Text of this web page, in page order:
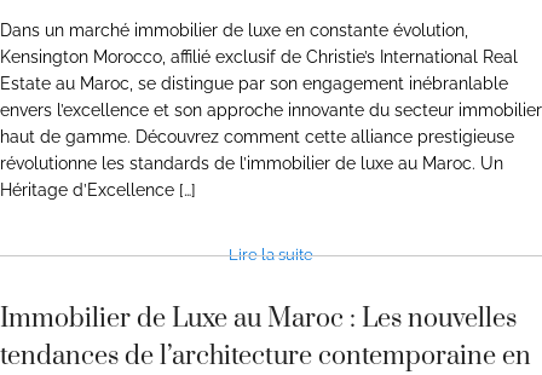
Dans un marché immobilier de luxe en constante évolution,
Kensington Morocco, affilié exclusif de Christie’s International Real
Estate au Maroc, se distingue par son engagement inébranlable
envers l’excellence et son approche innovante du secteur immobilier
haut de gamme. Découvrez comment cette alliance prestigieuse
révolutionne les standards de l’immobilier de luxe au Maroc. Un
Héritage d’Excellence […]
Lire la suite
Immobilier de Luxe au Maroc : Les nouvelles
tendances de l’architecture contemporaine en